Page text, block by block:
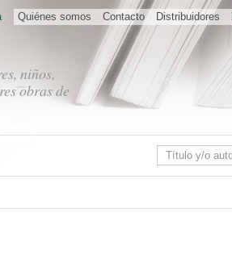
niños,
obras de
Quiénes somos Contacto Distribuidores